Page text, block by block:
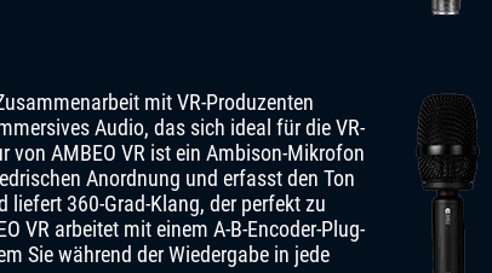
mit VR-Produzenten
Audio, das sich ideal für die VR-
von AMBEO VR ist ein Ambison-Mikrofon
Anordnung und erfasst den Ton
360-Grad-Klang, der perfekt zu
VR arbeitet mit einem A-B-Encoder-Plug-
Sie während der Wiedergabe in jede